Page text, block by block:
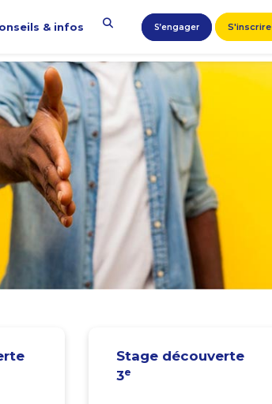
& infos S’engager S'inscrire
Stage découverte
3e